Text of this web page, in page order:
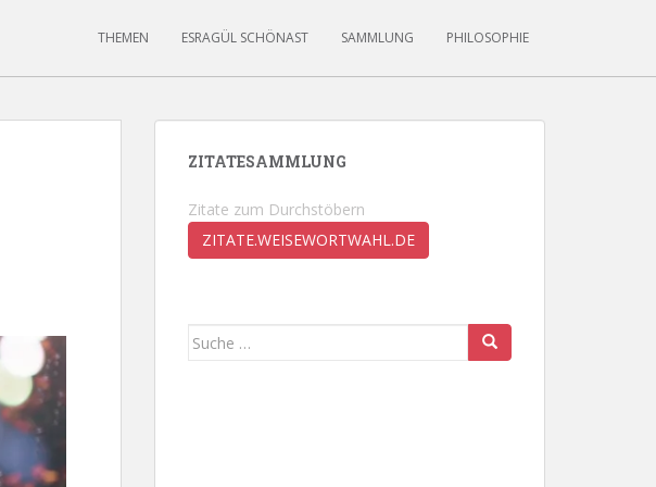
THEMEN ESRAGÜL SCHÖNAST SAMMLUNG PHILOSOPHIE
ZITATESAMMLUNG
Zitate zum Durchstöbern
ZITATE.WEISEWORTWAHL.DE
Suche